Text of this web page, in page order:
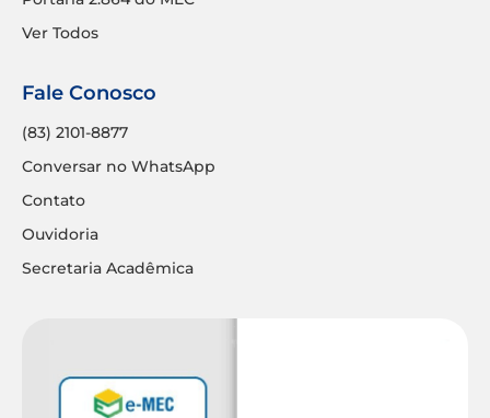
Ver Todos
Fale Conosco
(83) 2101-8877
Conversar no WhatsApp
Contato
Ouvidoria
Secretaria Acadêmica